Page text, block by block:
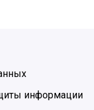
информации